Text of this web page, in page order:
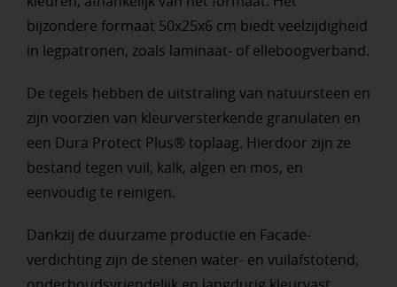
bijzondere formaat 50x25x6 cm biedt veelzijdigheid
in legpatronen, zoals laminaat- of elleboogverband.
De tegels hebben de uitstraling van natuursteen en
zijn voorzien van kleurversterkende granulaten en
een Dura Protect Plus® toplaag. Hierdoor zijn ze
bestand tegen vuil, kalk, algen en mos, en
eenvoudig te reinigen.
Dankzij de duurzame productie en Facade-
verdichting zijn de stenen water- en vuilafstotend,